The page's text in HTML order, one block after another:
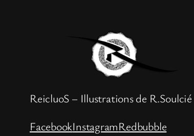
ReicluoS – Illustrations de R.Soulcié
FacebookInstagramRedbubble